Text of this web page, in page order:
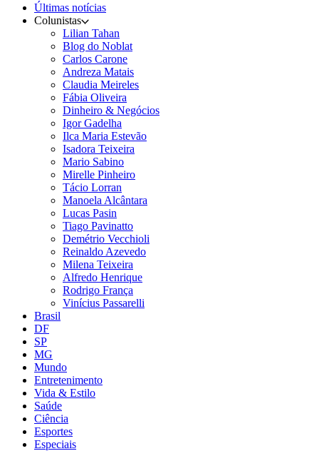
Últimas notícias
Colunistas
Lilian Tahan
Blog do Noblat
Carlos Carone
Andreza Matais
Claudia Meireles
Fábia Oliveira
Dinheiro & Negócios
Igor Gadelha
Ilca Maria Estevão
Isadora Teixeira
Mario Sabino
Mirelle Pinheiro
Tácio Lorran
Manoela Alcântara
Lucas Pasin
Tiago Pavinatto
Demétrio Vecchioli
Reinaldo Azevedo
Milena Teixeira
Alfredo Henrique
Rodrigo França
Vinícius Passarelli
Brasil
DF
SP
MG
Mundo
Entretenimento
Vida & Estilo
Saúde
Ciência
Esportes
Especiais